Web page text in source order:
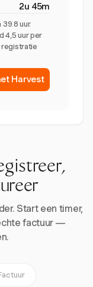
2u 45m
uur.
4,5 uur per
registratie
Harvest
Start een timer,
factuur —